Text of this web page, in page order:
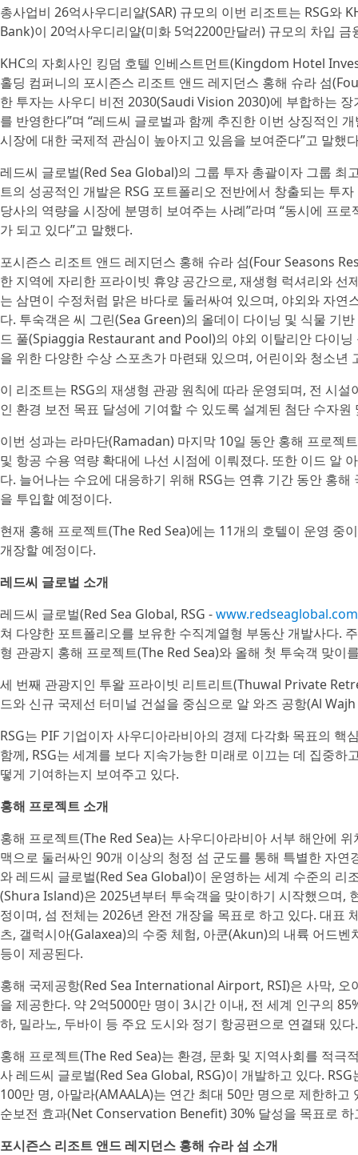
총사업비 26억사우디리얄(SAR) 규모의 이번 리조트는 RSG와
Bank)이 20억사우디리얄(미화 5억2200만달러) 규모의 차입 금
KHC의 자회사인 킹덤 호텔 인베스트먼트(Kingdom Hotel
홀딩 컴퍼니의 포시즌스 리조트 앤드 레지던스 홍해 슈라 섬
한 투자는 사우디 비전 2030(Saudi Vision 2030)에 부합하는
를 반영한다”며 “레드씨 글로벌과 함께 추진한 이번 상징적인
시장에 대한 국제적 관심이 높아지고 있음을 보여준다”고 말했
레드씨 글로벌(Red Sea Global)의 그룹 투자 총괄이자 그룹
트의 성공적인 개발은 RSG 포트폴리오 전반에서 창출되는 투
당사의 역량을 시장에 분명히 보여주는 사례”라며 “동시에 프
가 되고 있다”고 말했다.
포시즌스 리조트 앤드 레지던스 홍해 슈라 섬(Four Seasons
한 지역에 자리한 프라이빗 휴양 공간으로, 재생형 럭셔리와
는 삼면이 수정처럼 맑은 바다로 둘러싸여 있으며, 야외와 자
다. 투숙객은 씨 그린(Sea Green)의 올데이 다이닝 및 식물 기
드 풀(Spiaggia Restaurant and Pool)의 야외 이탈리안 다이
을 위한 다양한 수상 스포츠가 마련돼 있으며, 어린이와 청소년
이 리조트는 RSG의 재생형 관광 원칙에 따라 운영되며, 전 시
인 환경 보전 목표 달성에 기여할 수 있도록 설계된 첨단 수자
이번 성과는 라마단(Ramadan) 마지막 10일 동안 홍해 프로젝
및 항공 수용 역량 확대에 나선 시점에 이뤄졌다. 또한 이드 알
다. 늘어나는 수요에 대응하기 위해 RSG는 연휴 기간 동안 홍
을 투입할 예정이다.
현재 홍해 프로젝트(The Red Sea)에는 11개의 호텔이 운영
개장할 예정이다.
레드씨 글로벌 소개
레드씨 글로벌(Red Sea Global, RSG -www.redseaglobal.com
쳐 다양한 포트폴리오를 보유한 수직계열형 부동산 개발사다.
형 관광지 홍해 프로젝트(The Red Sea)와 올해 첫 투숙객 맞이
세 번째 관광지인 투왈 프라이빗 리트리트(Thuwal Private
드와 신규 국제선 터미널 건설을 중심으로 알 와즈 공항(Al
RSG는 PIF 기업이자 사우디아라비아의 경제 다각화 목표의
함께, RSG는 세계를 보다 지속가능한 미래로 이끄는 데 집중
떻게 기여하는지 보여주고 있다.
홍해 프로젝트 소개
홍해 프로젝트(The Red Sea)는 사우디아라비아 서부 해안에
맥으로 둘러싸인 90개 이상의 청정 섬 군도를 통해 특별한 자
와 레드씨 글로벌(Red Sea Global)이 운영하는 세계 수준의
(Shura Island)은 2025년부터 투숙객을 맞이하기 시작했으며,
정이며, 섬 전체는 2026년 완전 개장을 목표로 하고 있다. 대표
츠, 갤럭시아(Galaxea)의 수중 체험, 아쿤(Akun)의 내륙 어드
등이 제공된다.
홍해 국제공항(Red Sea International Airport, RSI)은 사막, 오
을 제공한다. 약 2억5000만 명이 3시간 이내, 전 세계 인구의
하, 밀라노, 두바이 등 주요 도시와 정기 항공편으로 연결돼 있
홍해 프로젝트(The Red Sea)는 환경, 문화 및 지역사회를 적
사 레드씨 글로벌(Red Sea Global, RSG)이 개발하고 있다.
100만 명, 아말라(AMAALA)는 연간 최대 50만 명으로 제한하
순보전 효과(Net Conservation Benefit) 30% 달성을 목표로 하
포시즌스 리조트 앤드 레지던스 홍해 슈라 섬 소개